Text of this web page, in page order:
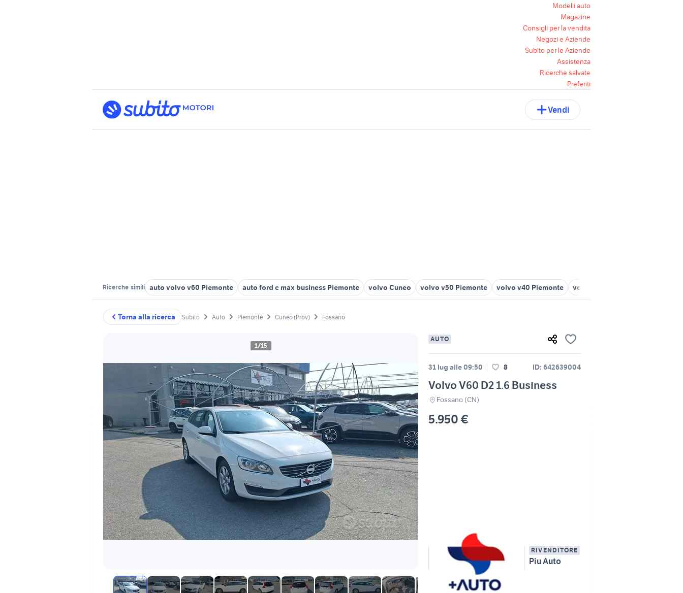
Modelli auto
Magazine
Consigli per la vendita
Negozi e Aziende
Subito per le Aziende
Assistenza
Ricerche salvate
Preferiti
Vendi
Ricerche simili auto volvo v60 Piemonte auto ford c max business Piemonte volvo Cuneo volvo v50 Piemonte volvo v40 Piemonte volvo v50 auto Piemonte
Torna alla ricerca Subito Auto Piemonte Cuneo (Prov) Fossano
1/15
AUTO
31 lug alle 09:50 8 ID: 642639004
Volvo V60 D2 1.6 Business
Fossano (CN)
5.950 €
RIVENDITORE
Piu Auto